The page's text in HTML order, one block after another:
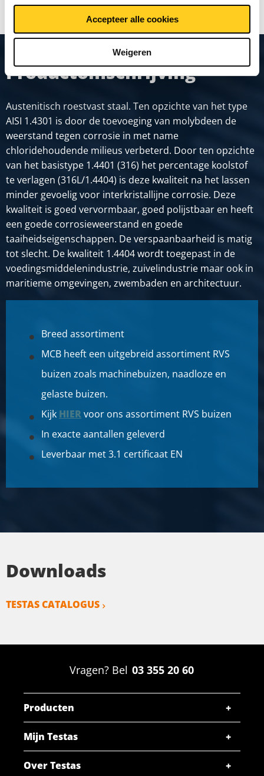
Accepteer alle cookies
Weigeren
Productomschrijving
Austenitisch roestvast staal. Ten opzichte van het type
AISI 1.4301 is door de toevoeging van molybdeen de
weerstand tegen corrosie in met name
chloridehoudende milieus verbeterd. Door ten opzichte
van het basistype 1.4401 (316) het percentage koolstof
te verlagen (316L/1.4404) is deze kwaliteit na het lassen
minder gevoelig voor interkristallijne corrosie. Deze
kwaliteit is goed vervormbaar, goed polijstbaar en heeft
een goede corrosieweerstand en goede
taaiheidseigenschappen. De verspaanbaarheid is matig
tot slecht. De kwaliteit 1.4404 wordt toegepast in de
voedingsmiddelenindustrie, zuivelindustrie maar ook in
maritieme omgevingen, zwembaden en architectuur.
Breed assortiment
MCB heeft een uitgebreid assortiment RVS
buizen zoals machinebuizen, naadloze en
gelaste buizen.
Kijk HIERvoor ons assortiment RVS buizen
In exacte aantallen geleverd
Leverbaar met 3.1 certificaat EN
Downloads
TESTAS CATALOGUS
Vragen? Bel 03 355 20 60
Producten
Mijn Testas
Over Testas